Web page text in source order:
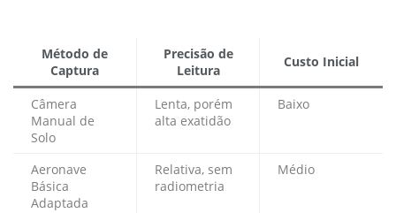
Método de
Captura
Precisão de
Leitura
Custo Inicial
Câmera
Manual de
Solo
Lenta, porém
alta exatidão
Baixo
Aeronave
Básica
Adaptada
Relativa, sem
radiometria
Médio